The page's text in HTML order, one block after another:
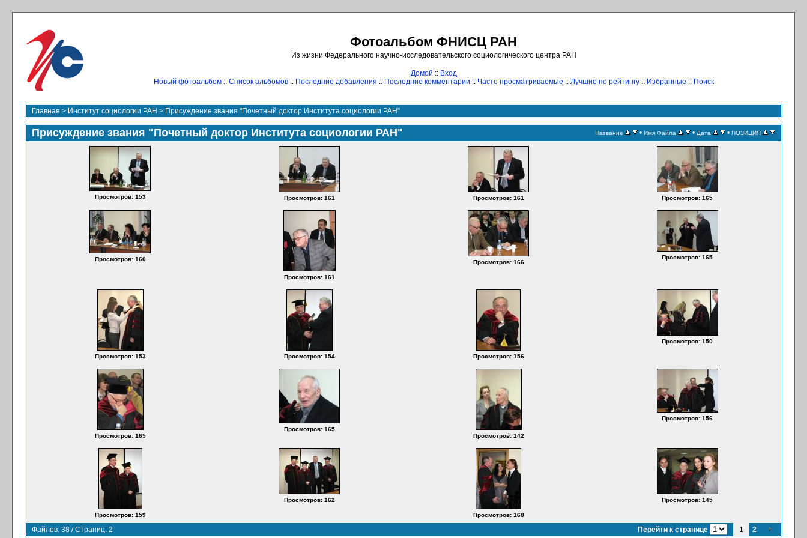
Фотоальбом ФНИСЦ РАН
Из жизни Федерального научно-исследовательского социологического центра РАН
Домой :: Вход
Новый фотоальбом:: Список альбомов:: Последние добавления :: Последние комментарии :: Часто просматриваемые :: Лучшие по рейтингу:: Избранные :: Поиск
Главная > Институт социологии РАН > Присуждение звания "Почетный доктор Института социологии РАН"
Присуждение звания "Почетный доктор Института социологии РАН" Название • Имя Файла • Дата • ПОЗИЦИЯ
Просмотров: 153 Просмотров: 161 Просмотров: 161 Просмотров: 165
Просмотров: 160
Просмотров: 161
Просмотров: 166
Просмотров: 165
Просмотров: 153 Просмотров: 154 Просмотров: 156
Просмотров: 150
Просмотров: 165
Просмотров: 165
Просмотров: 142
Просмотров: 156
Просмотров: 159
Просмотров: 162
Просмотров: 168
Просмотров: 145
Файлов: 38 / Страниц: 2 Перейти к странице 1 2